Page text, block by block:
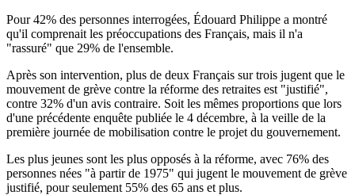
Pour 42% des personnes interrogées, Édouard Philippe a montré
qu'il comprenait les préoccupations des Français, mais il n'a
"rassuré" que 29% de l'ensemble.
Après son intervention, plus de deux Français sur trois jugent que le
mouvement de grève contre la réforme des retraites est "justifié",
contre 32% d'un avis contraire. Soit les mêmes proportions que lors
d'une précédente enquête publiée le 4 décembre, à la veille de la
première journée de mobilisation contre le projet du gouvernement.
Les plus jeunes sont les plus opposés à la réforme, avec 76% des
personnes nées "à partir de 1975" qui jugent le mouvement de grève
justifié, pour seulement 55% des 65 ans et plus.